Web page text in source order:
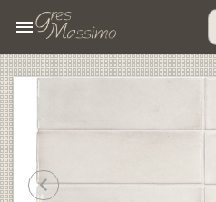
menu
chevron_left